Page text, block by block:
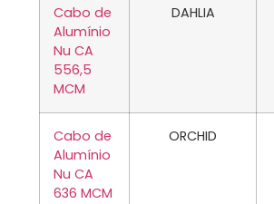
Cabo de
Alumínio
Nu CA
556,5
MCM
DAHLIA
Cabo de
Alumínio
Nu CA
636 MCM
ORCHID